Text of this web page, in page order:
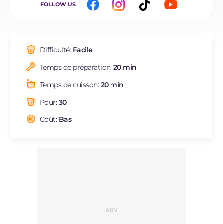
ES
BR
NL
FOLLOW US
Difficulté: Facile
Temps de préparation:20 min
Temps de cuisson:20 min
Pour:30
Coût: Bas